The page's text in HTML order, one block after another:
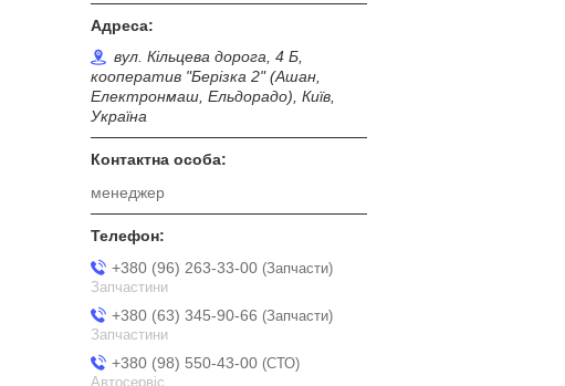
вул. Кільцева дорога, 4 Б,
кооператив "Берізка 2" (Ашан,
Електронмаш, Ельдорадо), Київ,
Україна
менеджер
+380 (96) 263-33-00 Запчасти
Запчастини
+380 (63) 345-90-66 Запчасти
Запчастини
+380 (98) 550-43-00 СТО
Автосервіс